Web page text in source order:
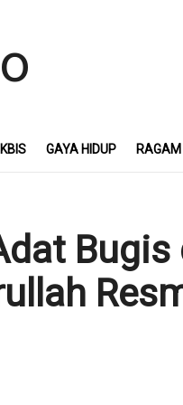
GAYA HIDUP RAGAM